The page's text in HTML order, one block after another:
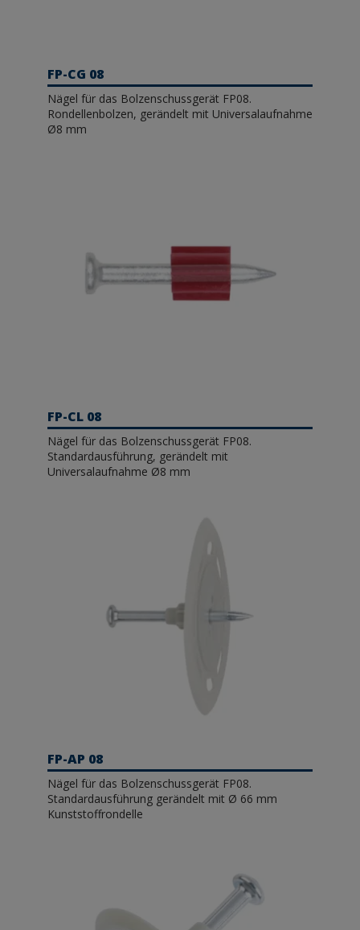
FP-CG 08
Nägel für das Bolzenschussgerät FP08.
Rondellenbolzen, gerändelt mit Universalaufnahme
Ø8 mm
FP-CL 08
Nägel für das Bolzenschussgerät FP08.
Standardausführung, gerändelt mit
Universalaufnahme Ø8 mm
FP-AP 08
Nägel für das Bolzenschussgerät FP08.
Standardausführung gerändelt mit Ø 66 mm
Kunststoffrondelle